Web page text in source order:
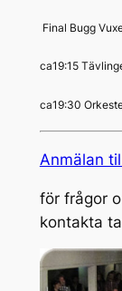
Final Bugg
ca19:15
ca19:30
Anmälan
för frågor
kontakta